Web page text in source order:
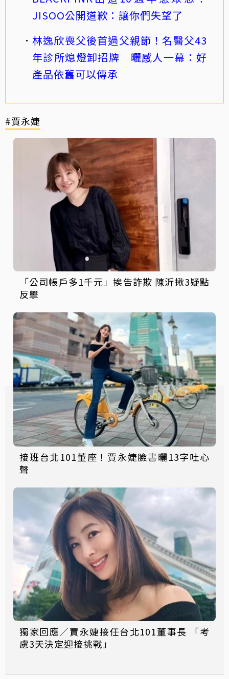
JISOO公開道歉：讓你們失望了
林逸欣喪父後首過父親節！名醫父43
年診所熄燈卸招牌 曬感人一幕：好
產品依舊可以傳承
#賈永婕
「公司帳戶多1千元」挨告詐欺 陳沂揪3疑點
反擊
接班台北101董座！賈永婕臉書曬13字吐心
聲
獨家回應／賈永婕接任台北101董事長 「考
慮3天決定迎接挑戰」